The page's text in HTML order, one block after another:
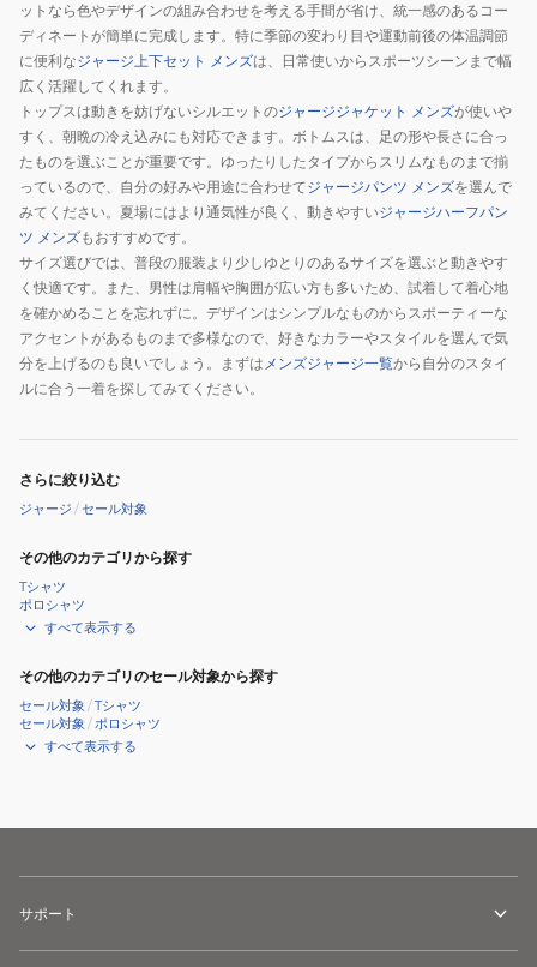
ト
ラ
ッ
ク
ジ
ャ
ケ
ッ
ト
B1387.1023
ットなら色やデザインの組み合わせを考える手間が省け、統一感のあるコー
ディネートが簡単に完成します。特に季節の変わり目や運動前後の体温調節
に便利なジャージ上下セット メンズは、日常使いからスポーツシーンまで幅
広く活躍してくれます。
トップスは動きを妨げないシルエットのジャージジャケット メンズが使いや
すく、朝晩の冷え込みにも対応できます。ボトムスは、足の形や長さに合っ
たものを選ぶことが重要です。ゆったりしたタイプからスリムなものまで揃
っているので、自分の好みや用途に合わせてジャージパンツ メンズを選んで
みてください。夏場にはより通気性が良く、動きやすいジャージハーフパン
ツ メンズもおすすめです。
サイズ選びでは、普段の服装より少しゆとりのあるサイズを選ぶと動きやす
く快適です。また、男性は肩幅や胸囲が広い方も多いため、試着して着心地
を確かめることを忘れずに。デザインはシンプルなものからスポーティーな
アクセントがあるものまで多様なので、好きなカラーやスタイルを選んで気
分を上げるのも良いでしょう。まずは メンズジャージ一覧から自分のスタイ
ルに合う一着を探してみてください。
さらに絞り込む
ジャージ /セール対象
その他のカテゴリから探す
Tシャツ
ポロシャツ
すべて表示する
その他のカテゴリのセール対象から探す
セール対象 /Tシャツ
セール対象 /ポロシャツ
すべて表示する
サポート